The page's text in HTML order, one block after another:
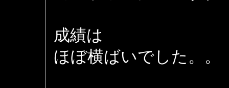
成績は
ほぼ横ばいでした。。